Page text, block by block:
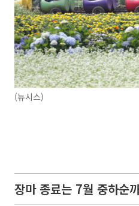
(뉴시스)
장마 종료는 7월 중하순